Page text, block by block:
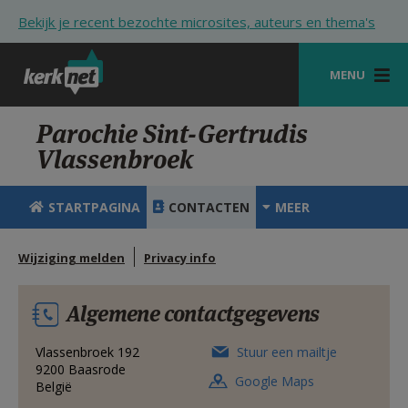
Bekijk je recent bezochte microsites, auteurs en thema's
MENU
STARTPAGINA
KERK
VIERINGEN
HULP
STARTPAGINA PORTAAL
MIJN PAROCHIE
Parochie Sint-Gertrudis
Vlassenbroek
STARTPAGINA CONTACTEN MEER
Wijziging melden Privacy info
Algemene contactgegevens
Vlassenbroek 192
9200 Baasrode
België
Stuur een mailtje
Google Maps